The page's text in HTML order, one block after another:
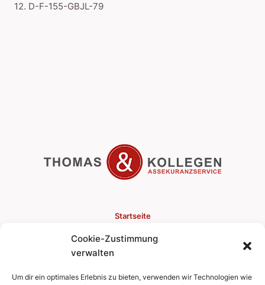
Cookie-Zustimmung
verwalten
Um dir ein optimales Erlebnis zu bieten, verwenden wir Technologien wie
12. D-F-155-GBJL-79
Startseite
Versicherungen